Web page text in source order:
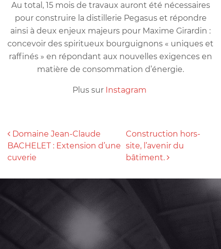
Au total, 15 mois de travaux auront été nécessaires
pour construire la distillerie Pegasus et répondre
ainsi à deux enjeux majeurs pour Maxime Girardin :
concevoir des spiritueux bourguignons « uniques et
raffinés » en répondant aux nouvelles exigences en
matière de consommation d’énergie.
Plus sur Instagram
NAVIGATION DES ARTICLES
Domaine Jean-Claude
BACHELET : Extension d’une
cuverie
Construction hors-
site, l’avenir du
bâtiment.